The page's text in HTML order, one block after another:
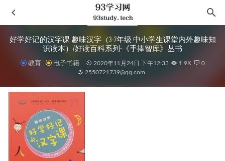
好学好记的汉字课 趣味汉字（3-7年级 中小学生课堂内外趣味知
识读本）/好读百科系列·《手捧智库》丛书
教育 电子书籍 2020年11月24日 下午12:33 1.9K
0
2550721739@qq.com
如水魑沉没之物 2021-08-18
大明王朝的七张面孔
牛津通识读本(Oxford Very Short Introductions) 652本 全英文原版